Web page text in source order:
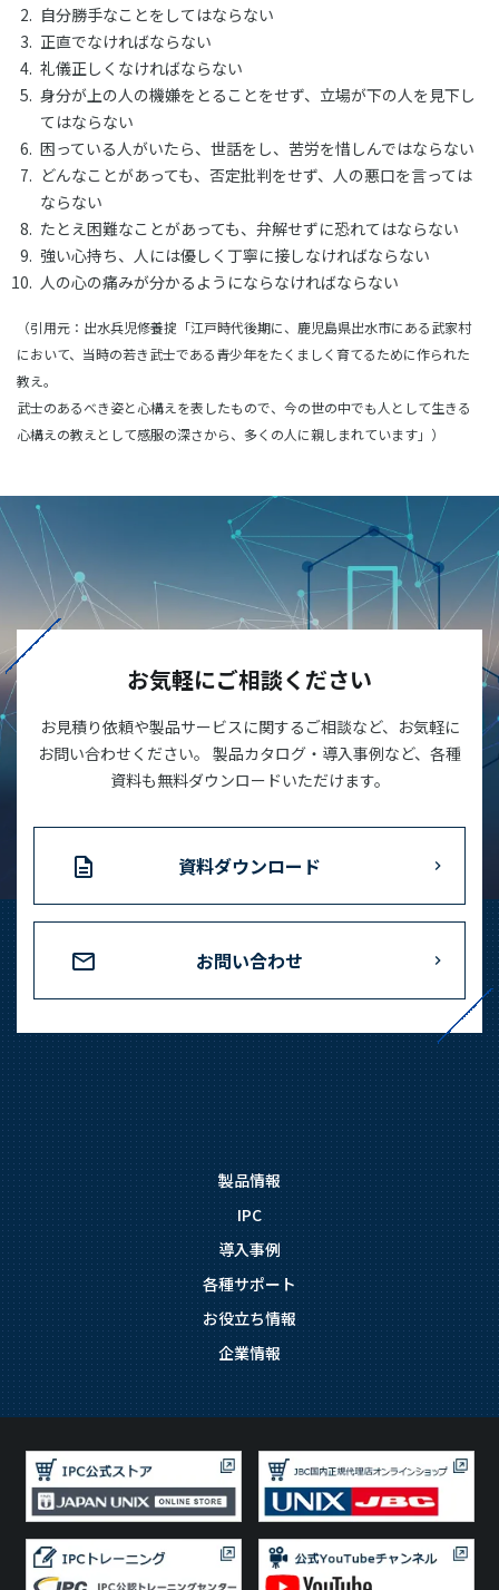
自分勝手なことをしてはならない
正直でなければならない
礼儀正しくなければならない
身分が上の人の機嫌をとることをせず、立場が下の人を見下し
てはならない
困っている人がいたら、世話をし、苦労を惜しんではならない
どんなことがあっても、否定批判をせず、人の悪口を言っては
ならない
たとえ困難なことがあっても、弁解せずに恐れてはならない
強い心持ち、人には優しく丁寧に接しなければならない
人の心の痛みが分かるようにならなければならない
（引用元：出水兵児修養掟「江戸時代後期に、鹿児島県出水市にある武家村
において、当時の若き武士である青少年をたくましく育てるために作られた
教え。
武士のあるべき姿と心構えを表したもので、今の世の中でも人として生きる
心構えの教えとして感服の深さから、多くの人に親しまれています」）
お気軽にご相談ください
お見積り依頼や製品サービスに関するご相談など、お気軽に
お問い合わせください。 製品カタログ・導入事例など、各種
資料も無料ダウンロードいただけます。
資料ダウンロード
お問い合わせ
製品情報
IPC
導入事例
各種サポート
お役立ち情報
企業情報